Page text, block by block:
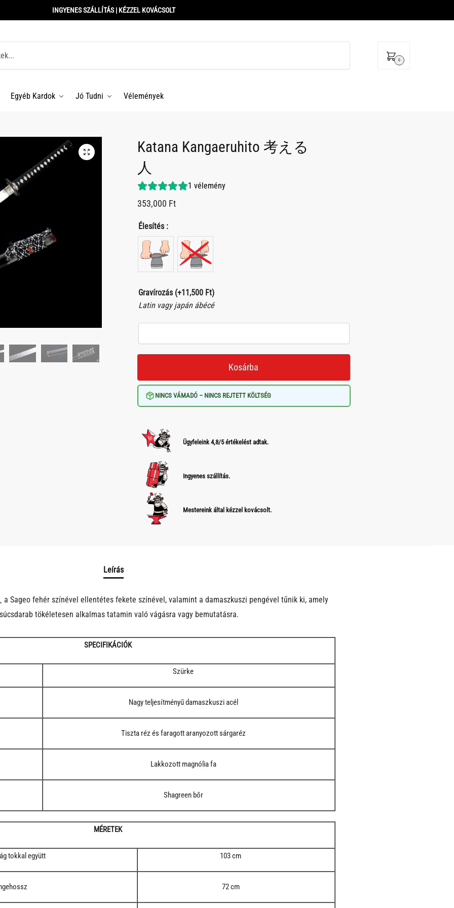
INGYENES SZÁLLÍTÁS | KÉZZEL KOVÁCSOLT
0
Egyéb Kardok Jó Tudni Vélemények
Katana Kangaeruhito 考える
人
1 vélemény
353,000 Ft
Élesítés :
Gravírozás (+11,500 Ft)
Latin vagy japán ábécé
Kosárba
NINCS VÁMADÓ – NINCS REJTETT KÖLTSÉG
Ügyfeleink 4,8/5 értékelést adtak.
Ingyenes szállítás.
Mestereink által kézzel kovácsolt.
Leírás
Sageo fehér színével ellentétes fekete színével, valamint a damaszkuszi pengével tűnik ki, amely
tökéletesen alkalmas tatamin való vágásra vagy bemutatásra.
SPECIFIKÁCIÓK
Szürke
Nagy teljesítményű damaszkuszi acél
Tiszta réz és faragott aranyozott sárgaréz
Lakkozott magnólia fa
Shagreen bőr
MÉRETEK
tokkal együtt 103 cm
72 cm